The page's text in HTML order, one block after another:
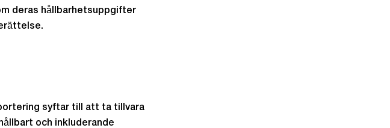
deras hållbarhetsuppgifter
syftar till att ta tillvara
och inkluderande